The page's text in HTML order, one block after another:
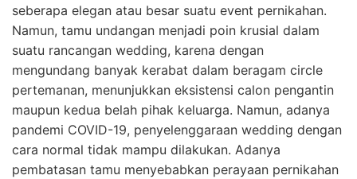
seberapa elegan atau besar suatu event pernikahan.
Namun, tamu undangan menjadi poin krusial dalam
suatu rancangan wedding, karena dengan
mengundang banyak kerabat dalam beragam circle
pertemanan, menunjukkan eksistensi calon pengantin
maupun kedua belah pihak keluarga. Namun, adanya
pandemi COVID-19, penyelenggaraan wedding dengan
cara normal tidak mampu dilakukan. Adanya
pembatasan tamu menyebabkan perayaan pernikahan